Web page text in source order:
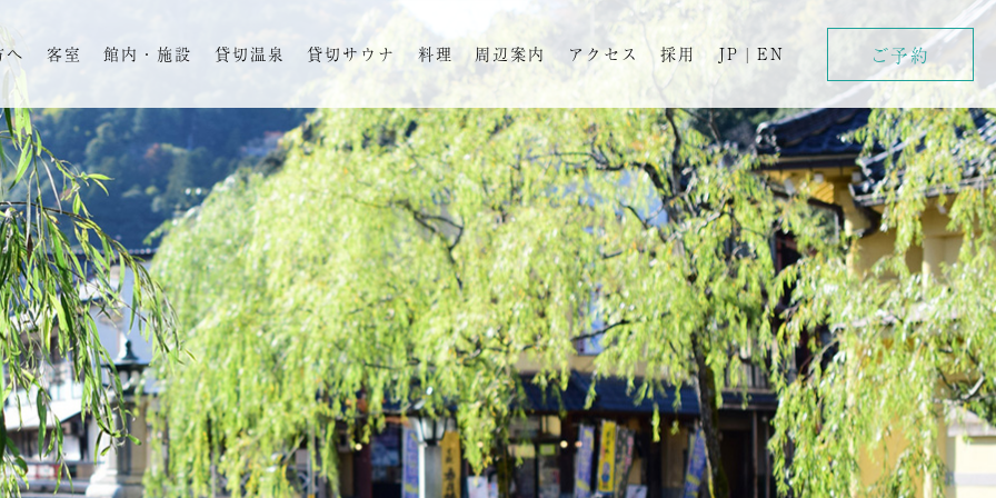
へ 客室 館内・施設 貸切温泉 貸切サウナ 料理 周辺案内 アクセス 採用 JP | EN ご予約